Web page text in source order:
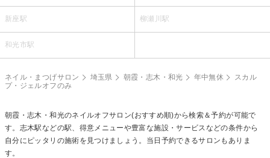
新座駅 柳瀬川駅
和光市駅
ネイル・まつげサロン 埼玉県 朝霞・志木・和光 年中無休
スカル
プ・ジェルオフのみ
朝霞・志木・和光のネイルオフサロン(おすすめ順)から検索＆予約が可能で
す。志木駅などの駅、得意メニューや豊富な施設・サービスなどの条件から
自分にピッタリの施術を見つけましょう。当日予約できるサロンもありま
す。